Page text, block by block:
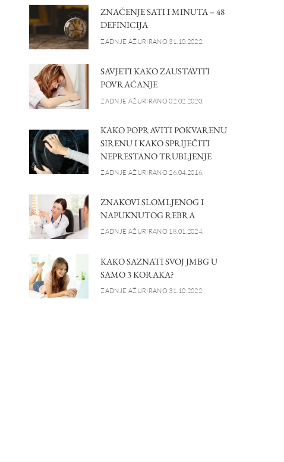
ZNAČENJE SATI I MINUTA – 48
DEFINICIJA
ZADNJE AŽURIRANO 31.10.2022.
SAVJETI KAKO ZAUSTAVITI
POVRAĆANJE
ZADNJE AŽURIRANO 02.02.2020.
KAKO POPRAVITI POKVARENU
SIRENU I KAKO SPRIJEČITI
NEPRESTANO TRUBLJENJE
ZADNJE AŽURIRANO 26.04.2016.
ZNAKOVI SLOMLJENOG I
NAPUKNUTOG REBRA
ZADNJE AŽURIRANO 18.01.2024.
KAKO SAZNATI SVOJ JMBG U
SAMO 3 KORAKA?
ZADNJE AŽURIRANO 31.10.2022.